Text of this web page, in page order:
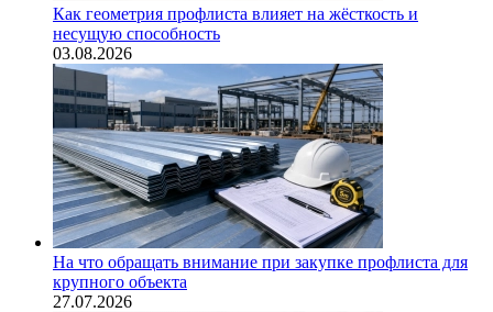
Как геометрия профлиста влияет на жёсткость и
несущую способность
03.08.2026
На что обращать внимание при закупке профлиста для
крупного объекта
27.07.2026